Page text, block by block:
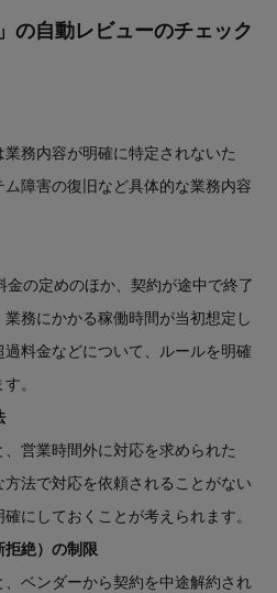
の自動レビューのチェック
務内容が明確に特定されないた
障害の復旧など具体的な業務内容
金の定めのほか、契約が途中で終了
務にかかる稼働時間が当初想定し
料金などについて、ルールを明確
。
営業時間外に対応を求められた
法で対応を依頼されることがない
にしておくことが考えられます。
拒絶）の制限
ベンダーから契約を中途解約され